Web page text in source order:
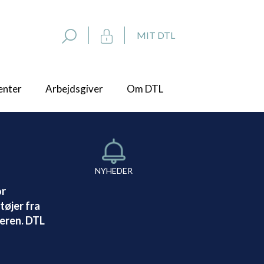
MIT DTL
Arbejdsgiver Om DTL
NYHEDER
fra
DTL